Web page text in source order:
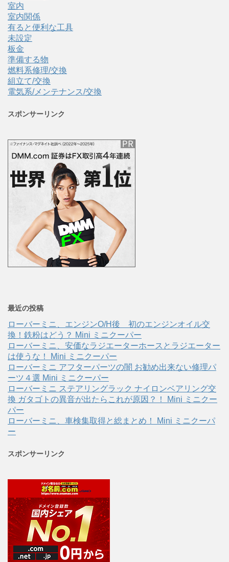
室内
室内関係
有ると便利な工具
未設定
板金
準備する物
燃料系修理/交換
組立て/交換
電気系/メンテナンス/交換
スポンサーリンク
最近の投稿
ローバーミニ、エンジンO/H後 初のエンジンオイル交
換！鉄粉はどう？ Mini ミニクーパー
ローバーミニ、安価なラジエーターホースとラジエーター
は使うな！ Mini ミニクーパー
ローバーミニ アフターパーツの闇 お勧め出来ない修理パ
ーツ４選 Mini ミニクーパー
ローバーミニ ステアリングラック ナイロンベアリング交
換 ガタゴトの異音が出たらこれが原因？！ Mini ミニクー
パー
ローバーミニ、車検集取得と総まとめ！ Mini ミニクーパ
ー
スポンサーリンク